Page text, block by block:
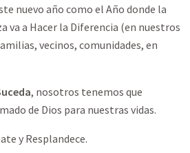
nuevo año como el Año donde la
va a Hacer la Diferencia (en nuestros
vecinos, comunidades, en
, nosotros tenemos que
de Dios para nuestras vidas.
y Resplandece.